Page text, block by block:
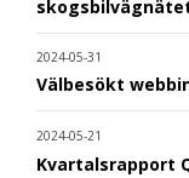
2024-05-31
Välbesökt
2024-05-21
Kvartalsrapport